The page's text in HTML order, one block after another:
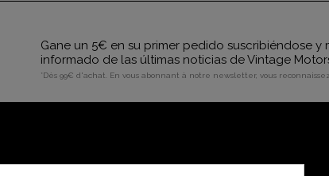
Gane un 5€ en su primer pedido suscribiéndose y
informado de las últimas noticias de Vintage
*Dès 99€ d'achat. En vous abonnant à notre newsletter, vous